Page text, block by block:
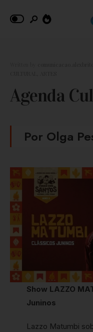
Agenda
Por Olga
Show LAZZO
Juninos
Lazzo Matumbi